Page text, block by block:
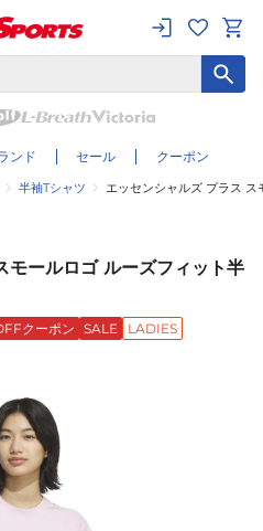
ンド セール クーポン
半袖Tシャツ エッセンシャルズ プラス ス
モールロゴ ルーズフィット半
クーポン SALE LADIES